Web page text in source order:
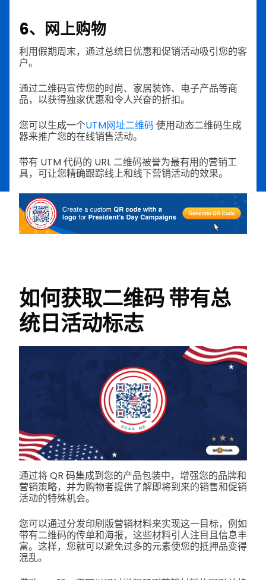
6、网上购物
利用假期周末，通过总统日优惠和促销活动吸引您的客
户。
通过二维码宣传您的时尚、家居装饰、电子产品等商
品，以获得独家优惠和令人兴奋的折扣。
您可以生成一个UTM网址二维码 使用动态二维码生成
器来推广您的在线销售活动。
带有 UTM 代码的 URL 二维码被誉为最有用的营销工
具，可让您精确跟踪线上和线下营销活动的效果。
如何获取二维码带有总
统日活动标志
通过将 QR 码集成到您的产品包装中，增强您的品牌和
营销策略，并为购物者提供了解即将到来的销售和促销
活动的特殊机会。
您可以通过分发印刷版营销材料来实现这一目标，例如
带有二维码的传单和海报，这些材料引人注目且信息丰
富。这样，您就可以避免过多的元素使您的抵押品变得
混乱。